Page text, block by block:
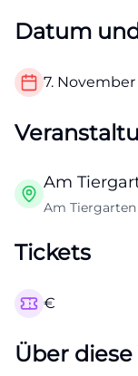
Datum
7.
Am
Am Tiergarten
Tickets
€
Über